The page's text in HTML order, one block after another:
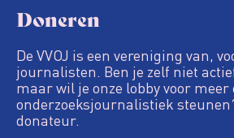
Doneren
De VVOJ is een vereniging van,
journalisten. Ben je zelf niet
maar wil je onze lobby voor meer
onderzoeksjournalistiek
donateur.